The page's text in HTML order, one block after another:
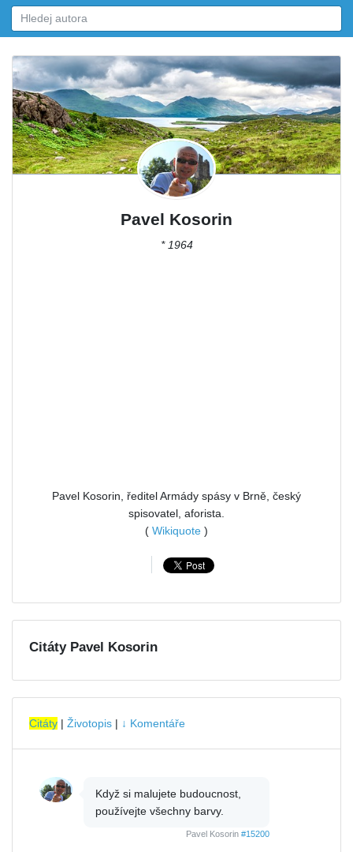
Pavel Kosorin
* 1964
Pavel Kosorin, ředitel Armády spásy v Brně, český
spisovatel, aforista.
( Wikiquote )
Citáty Pavel Kosorin
Citáty | Životopis | ↓ Komentáře
Když si malujete budoucnost,
používejte všechny barvy.
Pavel Kosorin #15200